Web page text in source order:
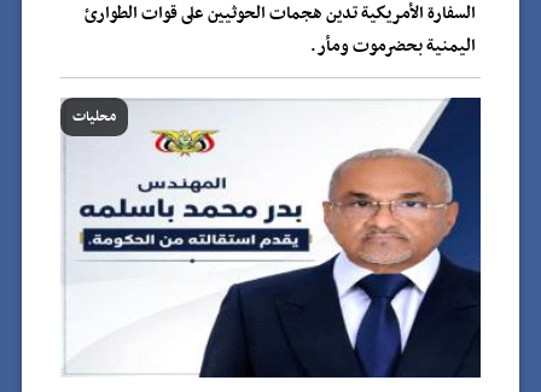
السفارة الأمريكية تدين هجمات الحوثيين على قوات الطوارئ
اليمنية بحضرموت ومأر.
محليات